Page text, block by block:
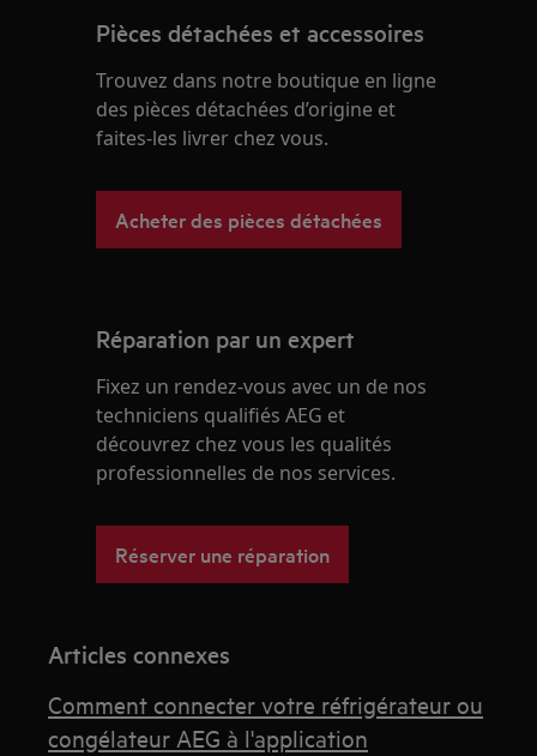
Pièces détachées et accessoires
Trouvez dans notre boutique en ligne
des pièces détachées d’origine et
faites-les livrer chez vous.
Acheter des pièces détachées
Réparation par un expert
Fixez un rendez-vous avec un de nos
techniciens qualifiés AEG et
découvrez chez vous les qualités
professionnelles de nos services.
Réserver une réparation
Articles connexes
Comment connecter votre réfrigérateur ou
congélateur AEG à l'application